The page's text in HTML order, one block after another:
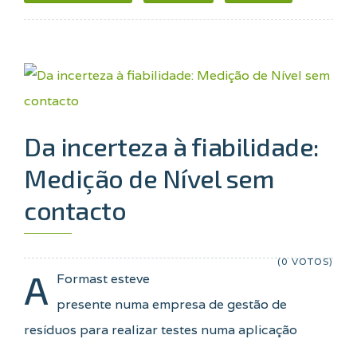
Da incerteza à fiabilidade:
Medição de Nível sem
contacto
(0 VOTOS)
A Formast esteve
presente numa empresa de gestão de
resíduos para realizar testes numa aplicação